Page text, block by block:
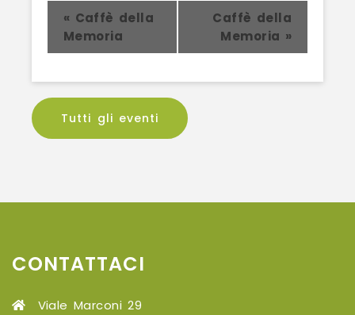
Evento
Navigation
« Caffè della
Memoria
Caffè della
Memoria »
Tutti gli eventi
CONTATTACI
Viale Marconi 29